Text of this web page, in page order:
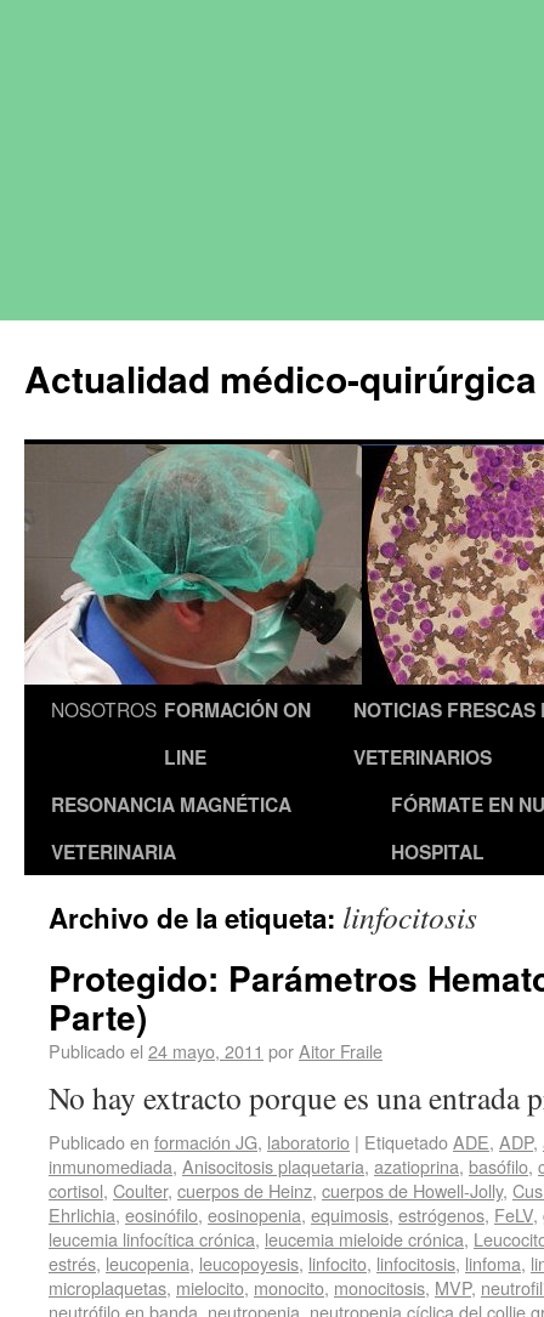
Actualidad médico-
NOSOTROS FORMACIÓN ON
LINE
NOTICIAS FRESCAS
VETERINARIOS
RESONANCIA MAGNÉTICA
VETERINARIA
FÓRMATE EN
HOSPITAL
Archivo de la etiqueta: linfocitosis
Protegido: Parámetros
Parte)
Publicado el 24 mayo, 2011 porAitor Fraile
No hay extracto porque es una entrada
Publicado en formación JG, laboratorio | EtiquetadoADE, ADP,
inmunomediada, Anisocitosis plaquetaria, azatioprina, basófilo,
cortisol, Coulter, cuerpos de Heinz, cuerpos de Howell-Jolly,
Ehrlichia, eosinófilo, eosinopenia, equimosis, estrógenos, FeLV,
leucemia linfocítica crónica, leucemia mieloide crónica,
estrés, leucopenia, leucopoyesis, linfocito, linfocitosis, linfoma,
microplaquetas, mielocito, monocito, monocitosis, MVP,
neutrófilo en banda, neutropenia, neutropenia cíclica del collie